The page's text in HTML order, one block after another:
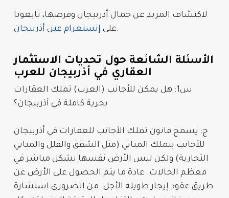
لاكتشاف المزيد عن جمال أذربيجان وفرصها، تابعونا
على إنستغرام عين أذربيجان .
الأسئلة الشائعة حول تحديات الاستثمار
العقاري في أذربيجان للعرب
س1: هل يمكن للأجانب (العرب) تملك العقارات
بحرية كاملة في أذربيجان؟
ج: يسمح قانون تملك الأجانب للعقارات في أذربيجان
للأجانب بتملك المباني (مثل الشقق والفلل والمباني
التجارية) ولكن ليس الأرض نفسها بشكل مباشر في
معظم الحالات. عادة ما يتم الحصول على الأرض عن
طريق عقود إيجار طويلة الأجل. من الضروري استشارة